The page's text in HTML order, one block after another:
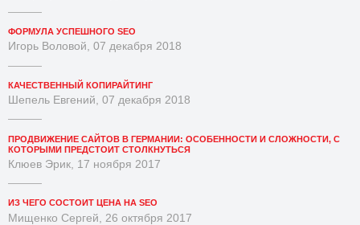
ФОРМУЛА УСПЕШНОГО SEO
Игорь Воловой, 07 декабря 2018
КАЧЕСТВЕННЫЙ КОПИРАЙТИНГ
Шепель Евгений, 07 декабря 2018
ПРОДВИЖЕНИЕ САЙТОВ В ГЕРМАНИИ: ОСОБЕННОСТИ И СЛОЖНОСТИ, С
КОТОРЫМИ ПРЕДСТОИТ СТОЛКНУТЬСЯ
Клюев Эрик, 17 ноября 2017
ИЗ ЧЕГО СОСТОИТ ЦЕНА НА SEO
Мищенко Сергей, 26 октября 2017